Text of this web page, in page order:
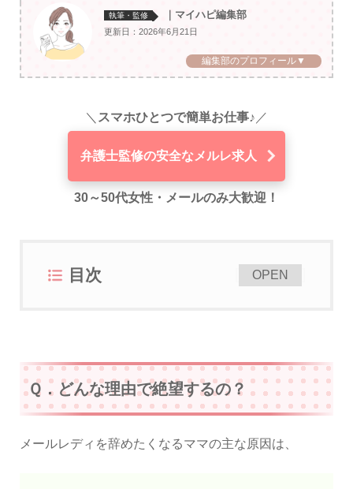
執筆・監修 ｜マイハピ編集部
更新日：2026年6月21日
編集部のプロフィール▼
＼ スマホひとつで簡単お仕事♪ ／
弁護士監修の安全なメルレ求人
30～50代女性・メールのみ大歓迎！
目次 OPEN
Ｑ．どんな理由で絶望するの？
メールレディを辞めたくなるママの主な原因は、